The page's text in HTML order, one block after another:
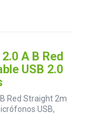
A B Red
USB 2.0
Red Straight 2m
USB,